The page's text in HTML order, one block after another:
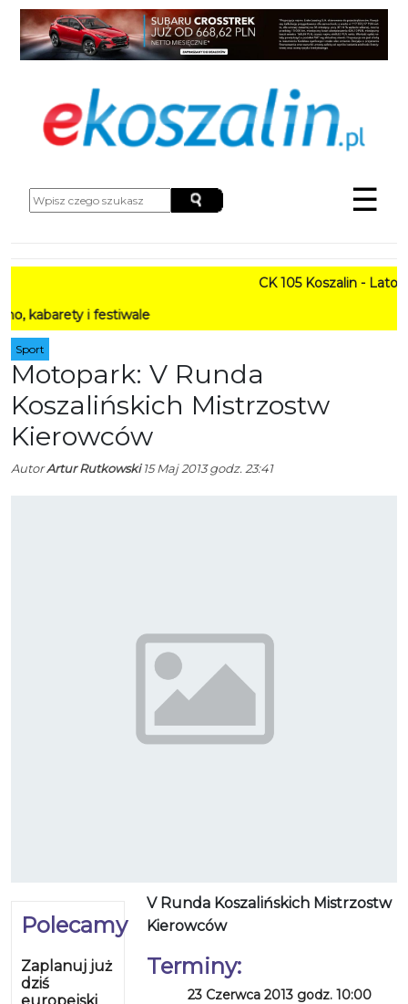
☰
CK 105 Koszalin - Lato w
i festiwale
Sport
Motopark: V Runda
Koszalińskich Mistrzostw
Kierowców
AutorArtur Rutkowski15 Maj 2013 godz. 23:41
Polecamy
Zaplanuj już
dziś
V Runda Koszalińskich Mistrzostw
Kierowców
Terminy:
23 Czerwca 2013 godz. 10:00